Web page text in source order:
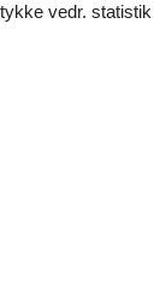
vedr.